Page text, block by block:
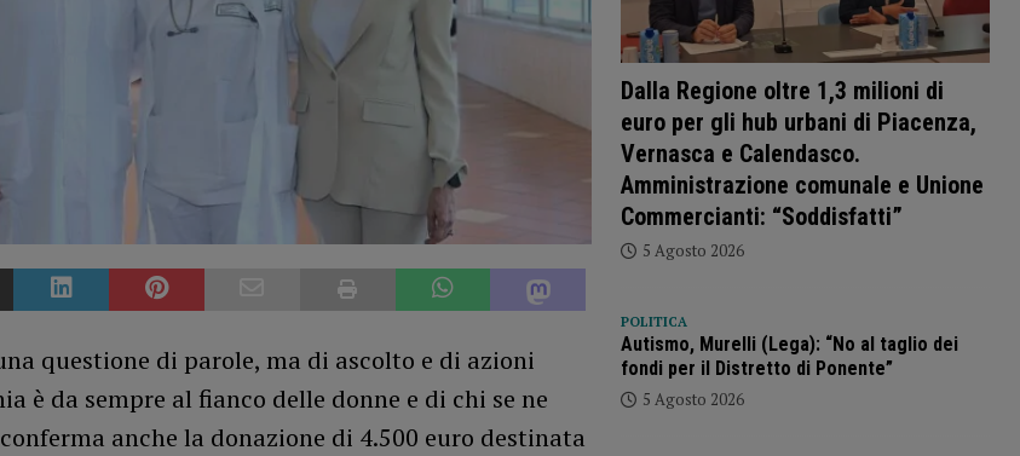
questione di parole, ma di ascolto e di azioni
è da sempre al fianco delle donne e di chi se ne
anche la donazione di 4.500 euro destinata
Dalla Regione oltre 1,3 milioni di
euro per gli hub urbani di Piacenza,
Vernasca e Calendasco.
Amministrazione comunale e Unione
Commercianti: “Soddisfatti”
5 Agosto 2026
POLITICA
Autismo, Murelli (Lega): “No al taglio dei
fondi per il Distretto di Ponente”
5 Agosto 2026